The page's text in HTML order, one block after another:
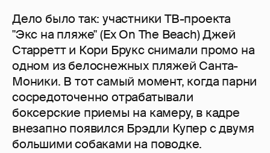
Дело было так: участники ТВ-проекта
"Экс на пляже" (Ex On The Beach) Джей
Старретт и Кори Брукс снимали промо на
одном из белоснежных пляжей Санта-
Моники. В тот самый момент, когда парни
сосредоточенно отрабатывали
боксерские приемы на камеру, в кадре
внезапно появился Брэдли Купер с двумя
большими собаками на поводке.